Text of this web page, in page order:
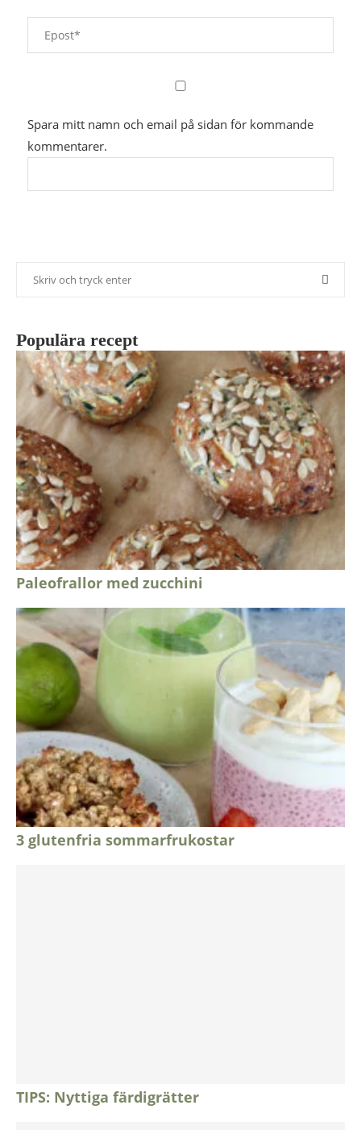
Spara mitt namn och email på sidan för kommande
kommentarer.
Populära recept
Paleofrallor med zucchini
3 glutenfria sommarfrukostar
TIPS: Nyttiga färdigrätter